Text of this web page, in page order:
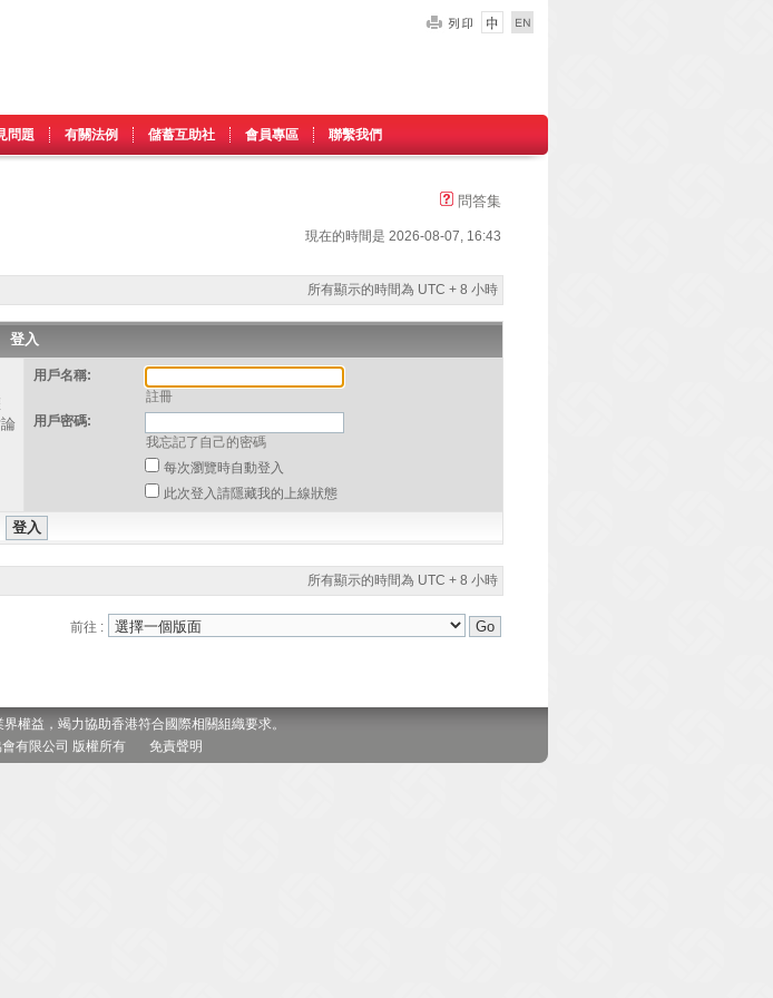
問題 有關法例 儲蓄互助社 會員專區 聯繫我們
問答集
現在的時間是 2026-08-07, 16:43
所有顯示的時間為 UTC + 8 小時
登入
用戶名稱:
註冊
用戶密碼:
我忘記了自己的密碼
每次瀏覽時自動登入
此次登入請隱藏我的上線狀態
所有顯示的時間為 UTC + 8 小時
前往 :
權益，竭力協助香港符合國際相關組織要求。
會有限公司 版權所有 免責聲明